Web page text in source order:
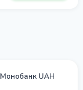
Монобанк UAH